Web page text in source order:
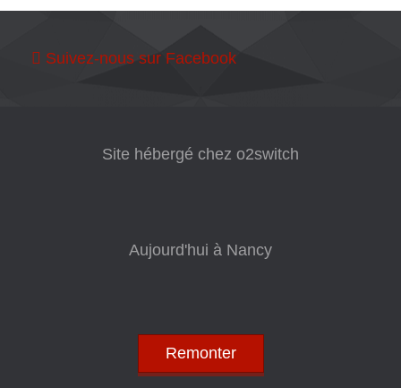
Suivez-nous sur Facebook
Site hébergé chez o2switch
Aujourd'hui à Nancy
Remonter